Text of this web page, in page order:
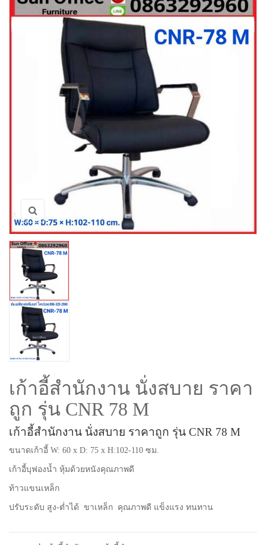
เก้าอี้สำนักงาน นั่งสบาย ราคา
ถูก รุ่น CNR 78 M
เก้าอี้สำนักงาน นั่งสบาย ราคาถูก รุ่น CNR 78 M
ขนาดเก้าอี้ W: 60 x D: 75 x H:102-110 ซม.
เก้าอี้บุฟองน้ำ หุ้มด้วยหนังคุณภาพดี
ท้าวแขนเหล็ก
ปรับระดับ สูง-ต่ำได้ ขาเหล็ก คุณภาพดี แข็งแรง ทนทาน